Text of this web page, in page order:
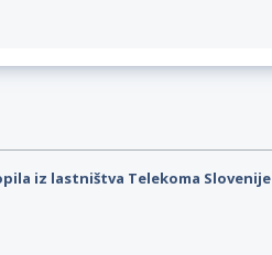
iz lastništva Telekoma Slovenije